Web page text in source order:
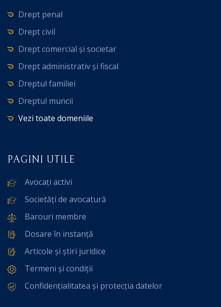
Drept penal
Drept civil
Drept comercial și societar
Drept administrativ și fiscal
Dreptul familiei
Dreptul muncii
Vezi toate domeniile
PAGINI UTILE
Avocați activi
Societăți de avocatură
Barouri membre
Dosare în instanță
Articole și știri juridice
Termeni și condiții
Confidențialitatea și protecția datelor